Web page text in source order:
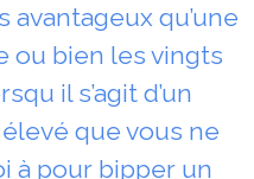
qu’une
ou bien les vingts
il s’agit d’un
que vous ne
à pour bipper un